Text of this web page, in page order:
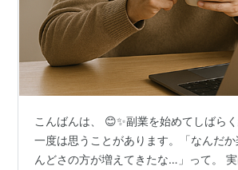
こんばんは、 😊✨副業を始めてしばら
一度は思うことがあります。「なんだ
んどさの方が増えてきたな…」って。